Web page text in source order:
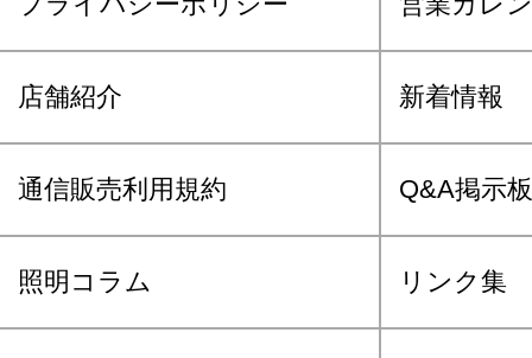
店舗紹介 新着情報
通信販売利用規約 Q&A掲示板
照明コラム リンク集